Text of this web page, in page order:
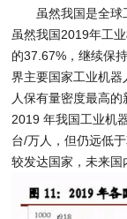
虽然我国是全球工
虽然我国2019年工
的37.67%，继续保
界主要国家工业机
人保有量密度最高
2019 年我国工业机
台/万人，但仍远低
较发达国家，未来国